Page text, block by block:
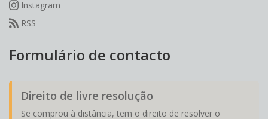
Instagram
RSS
Formulário de contacto
Direito de livre resolução
Se comprou à distância, tem o direito de resolver o